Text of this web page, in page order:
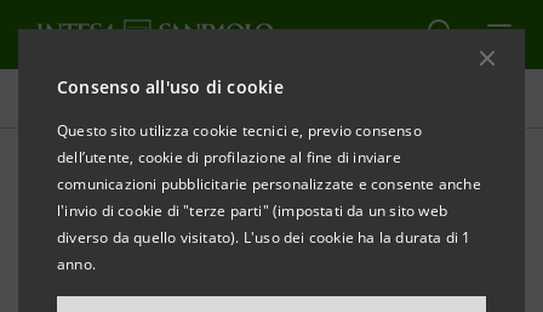
Consenso all'uso di cookie
Questo sito utilizza cookie tecnici e, previo consenso
dell’utente, cookie di profilazione al fine di inviare
comunicazioni pubblicitarie personalizzate e consente anche
l'invio di cookie di "terze parti" (impostati da un sito web
diverso da quello visitato). L'uso dei cookie ha la durata di 1
anno.
Investor relations
Prospetti
STAMPA AGGIORNA